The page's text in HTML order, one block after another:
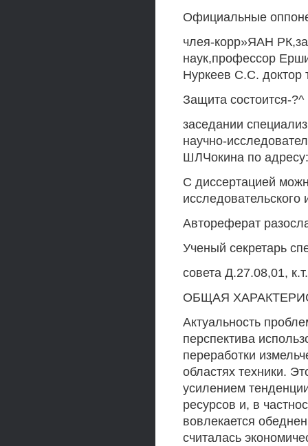
Официальные
члея-корр»ЯАН
наук,профессор
Нуркеев С.С. доктор
Защита состоится-?^
заседании
научно-
ШЛЧокина по
С диссертацией
исследовательского
Автореферат
Ученый секретарь
совета Д.27.08,01,
ОБЩАЯ
Актуальность
перспектива
переработки
областях техники.
усилением
ресурсов и, в
вовлекается
считалась